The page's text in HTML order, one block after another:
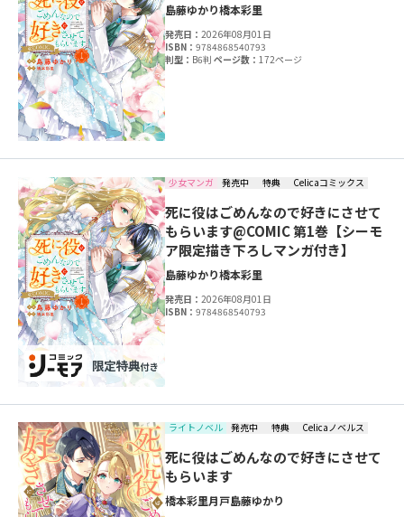
島藤ゆかり橋本彩里
発売日：2026年08月01日
ISBN：9784868540793
判型： B6判ページ数： 172ページ
少女マンガ 発売中 特典 Celicaコミックス
死に役はごめんなので好きにさせて
もらいます@COMIC 第1巻【シーモ
ア限定描き下ろしマンガ付き】
島藤ゆかり橋本彩里
発売日：2026年08月01日
ISBN：9784868540793
ライトノベル 発売中 特典 Celicaノベルス
死に役はごめんなので好きにさせて
もらいます
橋本彩里月戸島藤ゆかり